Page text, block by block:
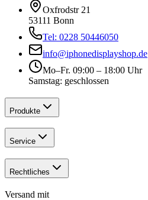
Oxfrodstr 21
53111 Bonn
Tel: 0228 50446050
info@iphonedisplayshop.de
Mo–Fr. 09:00 – 18:00 Uhr
Samstag: geschlossen
Produkte
Service
Rechtliches
Versand mit